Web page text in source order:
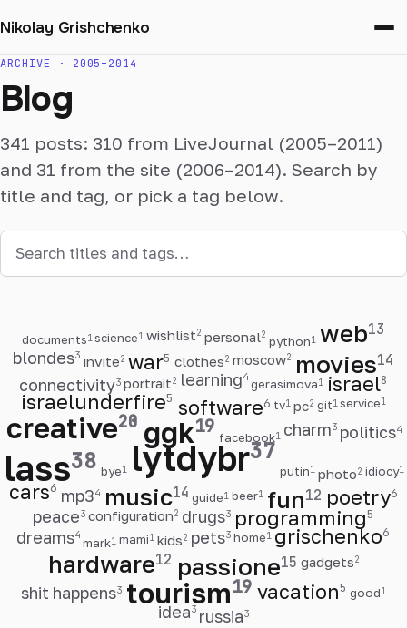
Nikolay Grishchenko
ARCHIVE · 2005–2014
Blog
341 posts: 310 from LiveJournal (2005–2011)
and 31 from the site (2006–2014). Search by
title and tag, or pick a tag below.
documents1science1 wishlist2 personal2 python1 web13
blondes3 invite2 war5 clothes2 moscow2 movies14
connectivity3 portrait2 learning4 gerasimova1 israel8
israelunderfire5 software6 tv1 pc2 git1service1
creative20 ggk19 facebook1 charm3 politics4
lass38 bye1 lytdybr37
putin1 photo2 idiocy1
cars6 mp34 music14 guide1 beer1 fun12 poetry6
peace3 configuration2 drugs3 programming5
dreams4
mark1 mami1 kids2 pets3 home1 grischenko6
hardware12 passione15 gadgets2
shit happens3 tourism19 vacation5 good1
idea3 russia3